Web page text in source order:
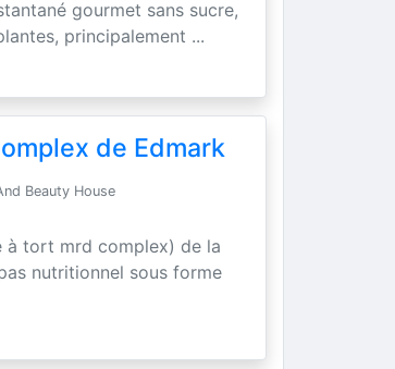
gourmet sans sucre,
principalement ...
de Edmark
Beauty House
tort mrd complex) de la
nutritionnel sous forme